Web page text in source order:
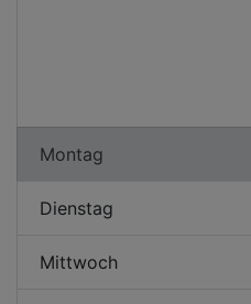
Montag
Dienstag
Mittwoch